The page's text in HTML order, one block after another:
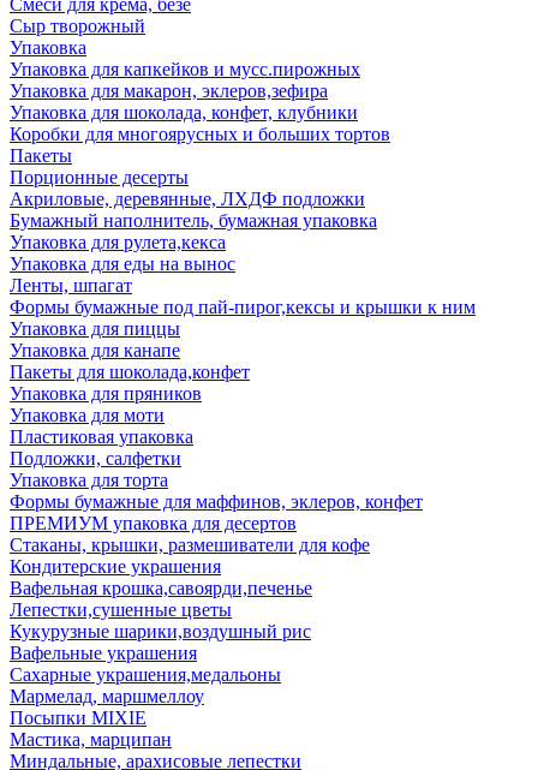
Смеси для крема, безе
Сыр творожный
Упаковка
Упаковка для капкейков и мусс.пирожных
Упаковка для макарон, эклеров,зефира
Упаковка для шоколада, конфет, клубники
Коробки для многоярусных и больших тортов
Пакеты
Порционные десерты
Акриловые, деревянные, ЛХДФ подложки
Бумажный наполнитель, бумажная упаковка
Упаковка для рулета,кекса
Упаковка для еды на вынос
Ленты, шпагат
Формы бумажные под пай-пирог,кексы и крышки к ним
Упаковка для пиццы
Упаковка для канапе
Пакеты для шоколада,конфет
Упаковка для пряников
Упаковка для моти
Пластиковая упаковка
Подложки, салфетки
Упаковка для торта
Формы бумажные для маффинов, эклеров, конфет
ПРЕМИУМ упаковка для десертов
Стаканы, крышки, размешиватели для кофе
Кондитерские украшения
Вафельная крошка,савоярди,печенье
Лепестки,сушенные цветы
Кукурузные шарики,воздушный рис
Вафельные украшения
Сахарные украшения,медальоны
Мармелад, маршмеллоу
Посыпки MIXIE
Мастика, марципан
Миндальные, арахисовые лепестки